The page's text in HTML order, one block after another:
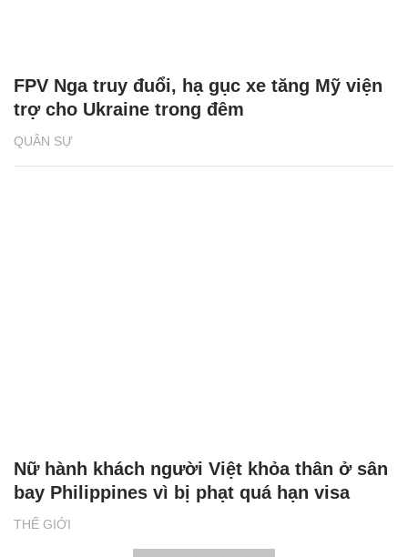
QUÂN SỰ
FPV Nga truy đuổi, hạ gục xe tăng Mỹ viện
trợ cho Ukraine trong đêm
THẾ GIỚI
Nữ hành khách người Việt khỏa thân ở sân
bay Philippines vì bị phạt quá hạn visa